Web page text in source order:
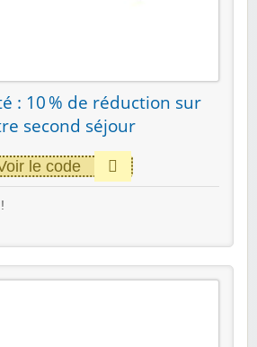
: 10 % de réduction sur
second séjour
le code